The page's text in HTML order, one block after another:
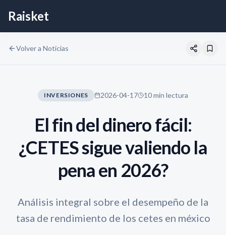
Raisket
Volver a Noticias
INVERSIONES 2026-04-17 10 min lectura
El fin del dinero fácil:
¿CETES sigue valiendo la
pena en 2026?
Análisis integral sobre el desempeño de la
tasa de rendimiento de los cetes en méxico